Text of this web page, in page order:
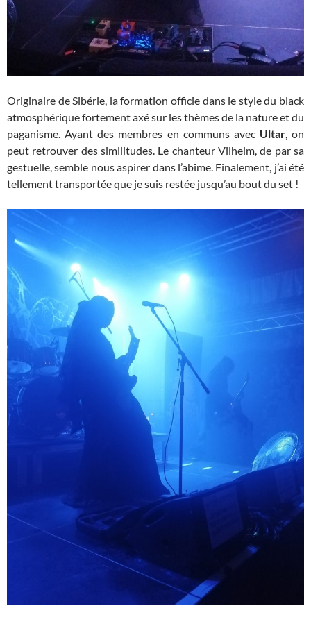
Originaire de Sibérie, la formation officie dans le style du black
atmosphérique fortement axé sur les thèmes de la nature et du
paganisme. Ayant des membres en communs avec Ultar, on
peut retrouver des similitudes. Le chanteur Vilhelm, de par sa
gestuelle, semble nous aspirer dans l’abîme. Finalement, j’ai été
tellement transportée que je suis restée jusqu’au bout du set !